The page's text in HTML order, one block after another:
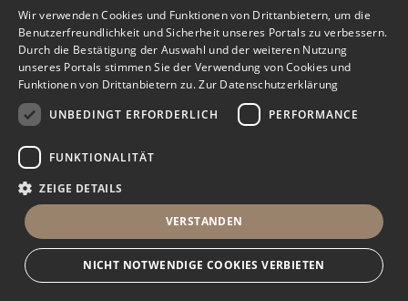
Baden-Württemberg 606 Karlsruhe 7
Karlsruhe Oststadt
1
Donaueschingen
Baden-Württemberg
Baden-Württemberg 606
Mühlhausen 2
Wir verwenden Cookies und Funktionen von Drittanbietern, um die
Benutzerfreundlichkeit und Sicherheit unseres Portals zu verbessern.
Durch die Bestätigung der Auswahl und der weiteren Nutzung
unseres Portals stimmen Sie der Verwendung von Cookies und
Funktionen von Drittanbietern zu.Zur Datenschutzerklärung
UNBEDINGT ERFORDERLICH
PERFORMANCE
FUNKTIONALITÄT
ZEIGE DETAILS
VERSTANDEN
NICHT NOTWENDIGE COOKIES VERBIETEN